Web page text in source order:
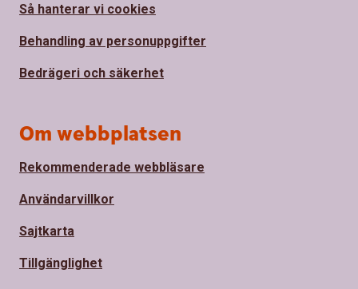
Så hanterar vi cookies
Behandling av personuppgifter
Bedrägeri och säkerhet
Om webbplatsen
Rekommenderade webbläsare
Användarvillkor
Sajtkarta
Tillgänglighet